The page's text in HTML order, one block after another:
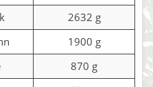
2632 g
1900 g
870 g